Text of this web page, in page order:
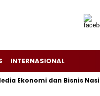
INTERNASIONAL
dan Bisnis Nasional?